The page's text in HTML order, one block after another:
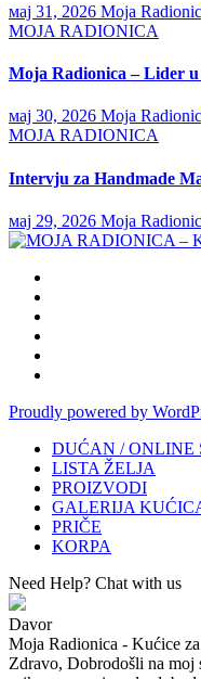
мај 31, 2026 Moja
MOJA RADIONICA
Moja Radionica – Lider
мај 30, 2026 Moja
MOJA RADIONICA
Intervju za Handmade
мај 29, 2026 Moja
Proudly powered by
DUĆAN / ONLINE
LISTA ŽELJA
PROIZVODI
GALERIJA
PRIČE
KORPA
Need Help? Chat with us
Davor
Moja Radionica - Kućice
Zdravo, Dobrodošli na moj